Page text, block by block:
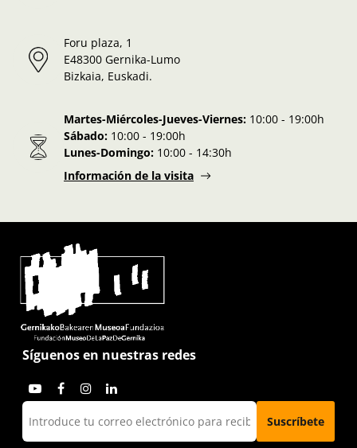
Foru plaza, 1
E48300 Gernika-Lumo
Bizkaia, Euskadi.
Martes-Miércoles-Jueves-Viernes: 10:00 - 19:00h
Sábado: 10:00 - 19:00h
Lunes-Domingo: 10:00 - 14:30h
Información de la visita
Síguenos en nuestras redes